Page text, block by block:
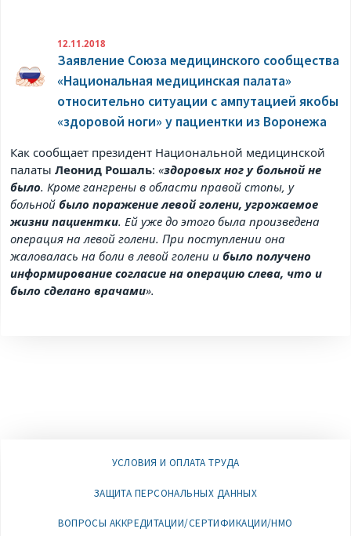
12.11.2018
Заявление Союза медицинского сообщества
«Национальная медицинская палата»
относительно ситуации с ампутацией якобы
«здоровой ноги» у пациентки из Воронежа
Как сообщает президент Национальной медицинской
палатыЛеонид Рошаль:«здоровых ног у больной не
было. Кроме гангрены в области правой стопы, у
больнойбыло поражение левой голени, угрожаемое
жизни пациентки. Ей уже до этого была произведена
операция на левой голени. При поступлении она
жаловалась на боли в левой голени ибыло получено
информирование согласие на операцию слева, что и
было сделано врачами».
УСЛОВИЯ И ОПЛАТА ТРУДА
ЗАЩИТА ПЕРСОНАЛЬНЫХ ДАННЫХ
ВОПРОСЫ АККРЕДИТАЦИИ/СЕРТИФИКАЦИИ/НМО